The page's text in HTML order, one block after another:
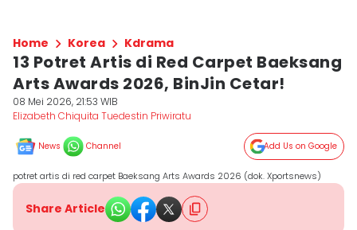
Home Korea Kdrama
13 Potret Artis di Red Carpet Baeksang
Arts Awards 2026, BinJin Cetar!
08 Mei 2026, 21:53 WIB
Elizabeth Chiquita Tuedestin Priwiratu
News Channel Add Us on Google
potret artis di red carpet Baeksang Arts Awards 2026 (dok. Xportsnews)
Share Article